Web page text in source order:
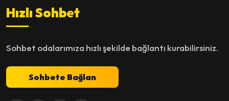
Hızlı Sohbet
Sohbet odalarımıza hızlı şekilde bağlantı kurabilirsiniz.
Sohbete Bağlan